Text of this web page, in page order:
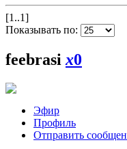
[1..1]
Показывать по:
feebrasi x0
Эфир
Профиль
Отправить